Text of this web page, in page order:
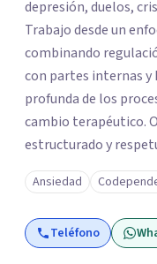
depresión, duelos,
Trabajo desde un
combinando
con partes internas y
profunda de los
cambio terapéutico. Ofrezco un espacio seguro,
estructurado y
estabilidad, alivio
profunda, avanzando
necesidades de cada persona.
acompañamiento
Ansiedad
Teléfono